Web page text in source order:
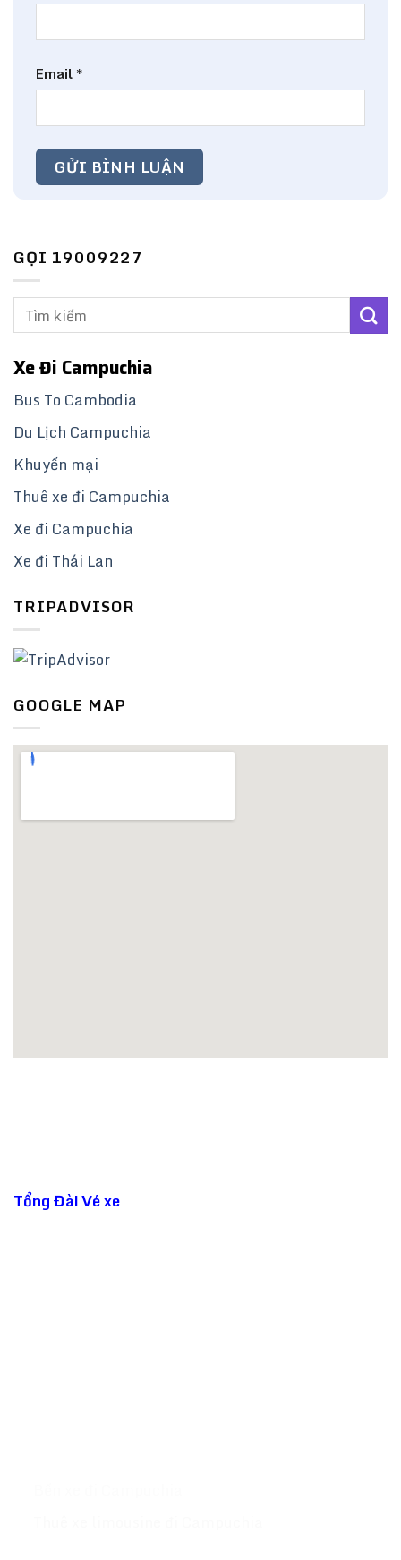
Email *
GỌI 19009227
Xe Đi Campuchia
Bus To Cambodia
Du Lịch Campuchia
Khuyến mại
Thuê xe đi Campuchia
Xe đi Campuchia
Xe đi Thái Lan
TRIPADVISOR
GOOGLE MAP
Tổng Đài Vé xe